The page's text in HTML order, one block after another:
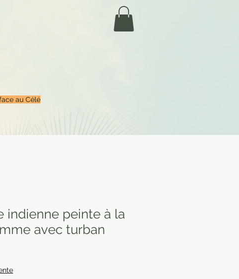
au Célé
indienne peinte à la
avec turban